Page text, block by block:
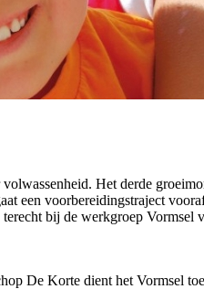
Het derde
een voorbereidingstraject
bij de werkgroep Vormsel
De Korte dient het Vormsel